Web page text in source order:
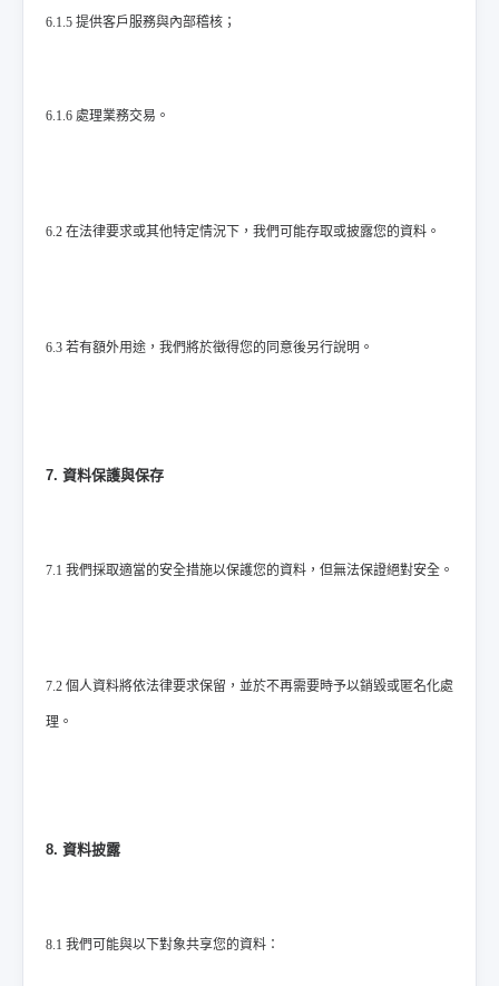
6.1.5 提供客戶服務與內部稽核；
6.1.6 處理業務交易。
6.2 在法律要求或其他特定情況下，我們可能存取或披露您的資料。
6.3 若有額外用途，我們將於徵得您的同意後另行說明。
7. 資料保護與保存
7.1 我們採取適當的安全措施以保護您的資料，但無法保證絕對安全。
7.2 個人資料將依法律要求保留，並於不再需要時予以銷毀或匿名化處
理。
8. 資料披露
8.1 我們可能與以下對象共享您的資料：